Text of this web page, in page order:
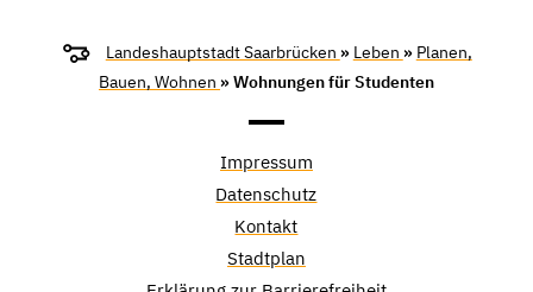
Landeshauptstadt Saarbrücken » Leben » Planen,
Bauen, Wohnen » Wohnungen für Studenten
Impressum
Datenschutz
Kontakt
Stadtplan